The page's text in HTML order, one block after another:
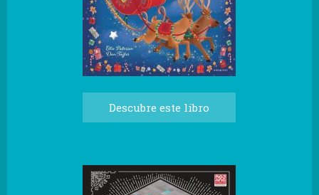
Descubre este libro